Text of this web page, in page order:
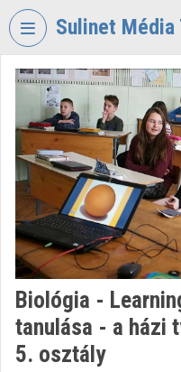
Skip header
Sulinet Média
VIDEOTORIUM
SULINET
MÉDIA
TÁR
Organization home
Log In
Categories
Organization playlists
Biológia -
tanulása - a házi
5. osztály